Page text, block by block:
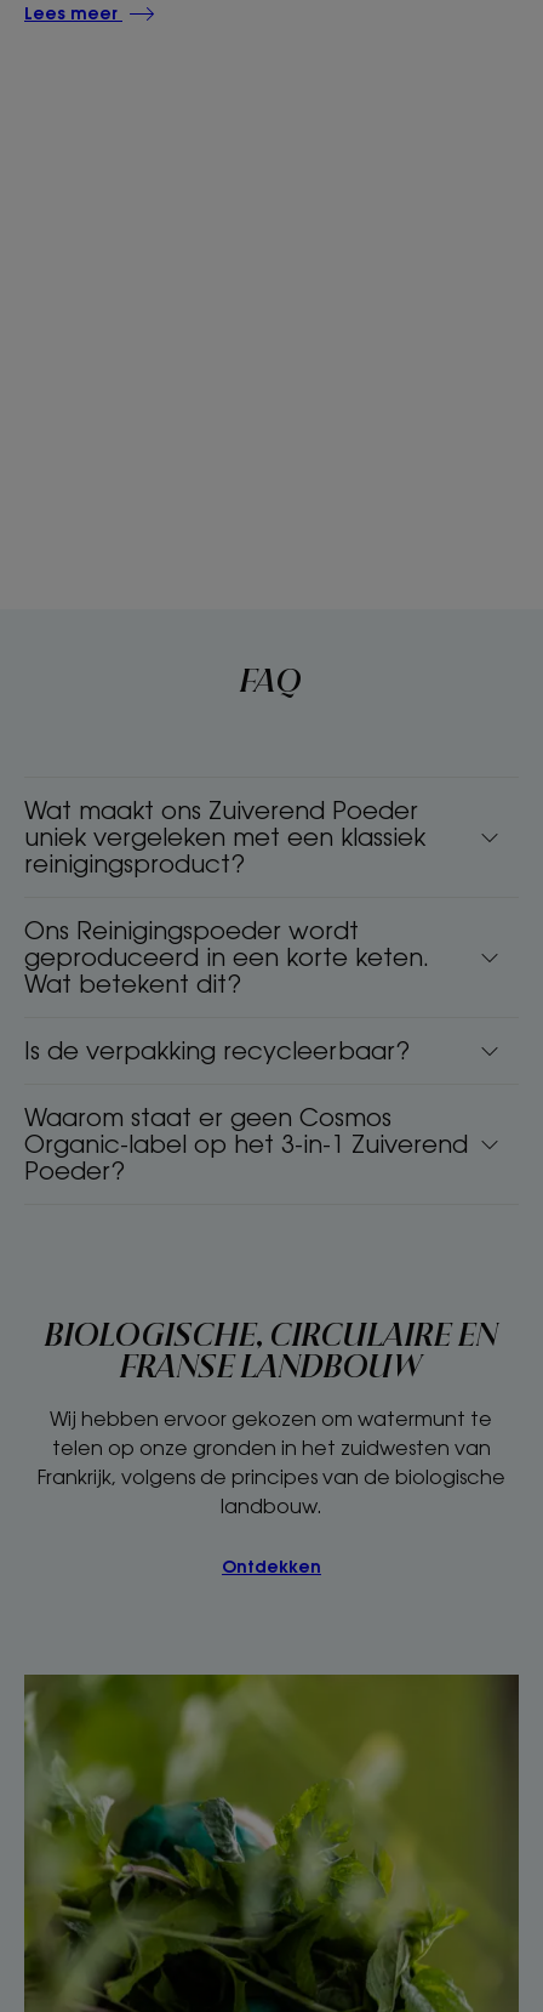
Lees meer
FAQ
Wat maakt ons Zuiverend Poeder
uniek vergeleken met een klassiek
reinigingsproduct?
Ons Reinigingspoeder wordt
geproduceerd in een korte keten.
Wat betekent dit?
Is de verpakking recycleerbaar?
Waarom staat er geen Cosmos
Organic-label op het 3-in-1 Zuiverend
Poeder?
BIOLOGISCHE, CIRCULAIRE EN
FRANSE LANDBOUW
Wij hebben ervoor gekozen om watermunt te
telen op onze gronden in het zuidwesten van
Frankrijk, volgens de principes van de biologische
landbouw.
Ontdekken